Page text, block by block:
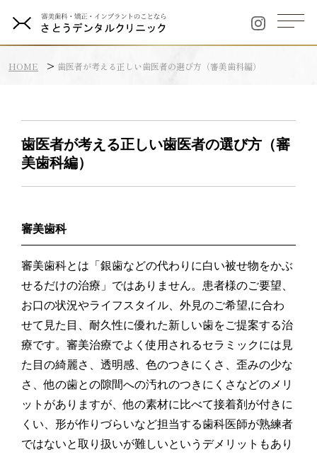
HOME 歯医者が考える正しい歯医者の選び方（審美歯科編）
歯医者が考える正しい歯医者の選び方（審
美歯科編）
審美歯科
審美歯科とは「銀歯などの代わりに白い被せ物をかぶ
せるだけの治療」ではありません。患者様のご要望、
お口の状況やライフスタイル、外見のご希望,に合わ
せて見た目、耐久性に優れた新しい歯をご提案する治
療です。審美治療でよく使用されるセラミックには見
た目の綺麗さ、透明感、色のつきにくさ、歪みの少な
さ、他の歯との隙間への汚れのつきにくさなどのメリ
ットがありますが、他の素材に比べて接着剤が付きに
くい、形が作りづらいなど担当する歯科医師が熟練者
ではないと取り扱いが難しいというデメリットもあり